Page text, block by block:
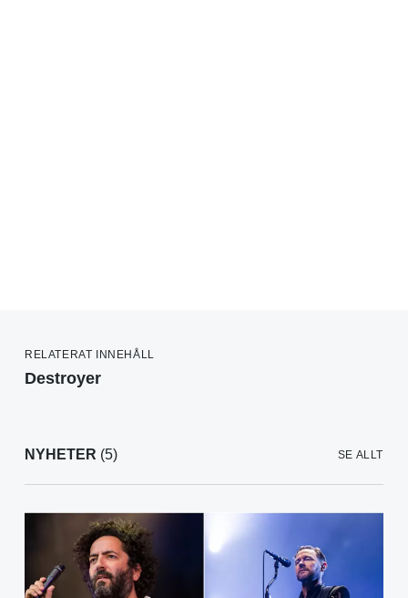
RELATERAT INNEHÅLL
Destroyer
NYHETER (5) SE ALLT